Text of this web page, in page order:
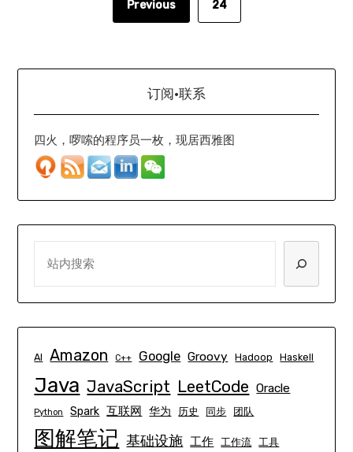
Previous 24
订阅·联系
四火，啰嗦的程序员一枚，现居西雅图
AI Amazon C++ Google Groovy Hadoop Haskell
Java JavaScript LeetCode Oracle
Python Spark 互联网 华为 历史 同步 团队
图解笔记 基础设施 工作 工作流 工具